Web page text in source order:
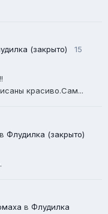
(закрыто)
15
красиво.Сам...
в Флудилка (закрыто)
в Флудилка